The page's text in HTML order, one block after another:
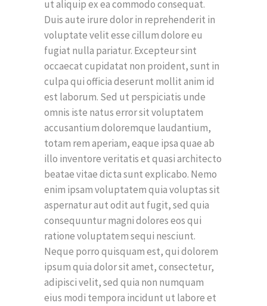
ut aliquip ex ea commodo consequat.
Duis aute irure dolor in reprehenderit in
voluptate velit esse cillum dolore eu
fugiat nulla pariatur. Excepteur sint
occaecat cupidatat non proident, sunt in
culpa qui officia deserunt mollit anim id
est laborum. Sed ut perspiciatis unde
omnis iste natus error sit voluptatem
accusantium doloremque laudantium,
totam rem aperiam, eaque ipsa quae ab
illo inventore veritatis et quasi architecto
beatae vitae dicta sunt explicabo. Nemo
enim ipsam voluptatem quia voluptas sit
aspernatur aut odit aut fugit, sed quia
consequuntur magni dolores eos qui
ratione voluptatem sequi nesciunt.
Neque porro quisquam est, qui dolorem
ipsum quia dolor sit amet, consectetur,
adipisci velit, sed quia non numquam
eius modi tempora incidunt ut labore et